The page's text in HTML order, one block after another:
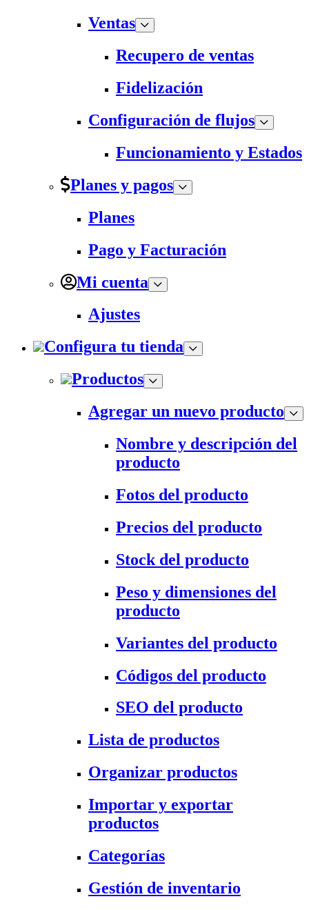
Ventas
Recupero de ventas
Fidelización
Configuración de flujos
Funcionamiento y Estados
Planes y pagos
Planes
Pago y Facturación
Mi cuenta
Ajustes
Configura tu tienda
Productos
Agregar un nuevo producto
Nombre y descripción del
producto
Fotos del producto
Precios del producto
Stock del producto
Peso y dimensiones del
producto
Variantes del producto
Códigos del producto
SEO del producto
Lista de productos
Organizar productos
Importar y exportar
productos
Categorías
Gestión de inventario